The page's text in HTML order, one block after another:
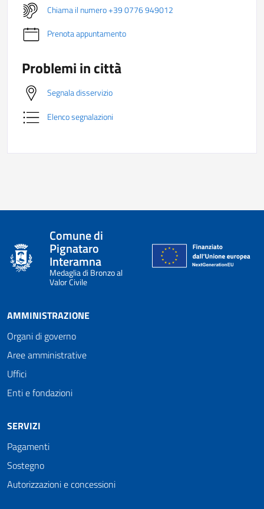
Chiama il numero +39 0776 949012
Prenota appuntamento
Problemi in città
Segnala disservizio
Elenco segnalazioni
Comune di
Pignataro
Interamna
Medaglia di Bronzo al
Valor Civile
AMMINISTRAZIONE
Organi di governo
Aree amministrative
Uffici
Enti e fondazioni
SERVIZI
Pagamenti
Sostegno
Autorizzazioni e concessioni